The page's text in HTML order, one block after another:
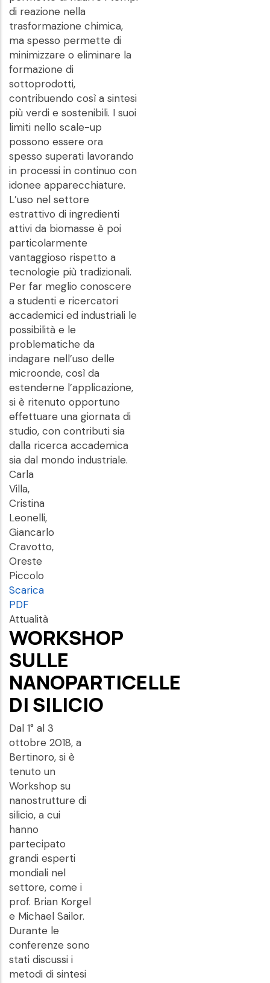
di reazione nella
trasformazione chimica,
ma spesso permette di
minimizzare o eliminare la
formazione di
sottoprodotti,
contribuendo così a sintesi
più verdi e sostenibili. I suoi
limiti nello scale-up
possono essere ora
spesso superati lavorando
in processi in continuo con
idonee apparecchiature.
L’uso nel settore
estrattivo di ingredienti
attivi da biomasse è poi
particolarmente
vantaggioso rispetto a
tecnologie più tradizionali.
Per far meglio conoscere
a studenti e ricercatori
accademici ed industriali le
possibilità e le
problematiche da
indagare nell’uso delle
microonde, così da
estenderne l’applicazione,
si è ritenuto opportuno
effettuare una giornata di
studio, con contributi sia
dalla ricerca accademica
sia dal mondo industriale.
Carla
Villa,
Cristina
Leonelli,
Giancarlo
Cravotto,
Oreste
Piccolo
Scarica
PDF
Attualità
WORKSHOP
SULLE
NANOPARTICELLE
DI SILICIO
Dal 1° al 3
ottobre 2018, a
Bertinoro, si è
tenuto un
Workshop su
nanostrutture di
silicio, a cui
hanno
partecipato
grandi esperti
mondiali nel
settore, come i
prof. Brian Korgel
e Michael Sailor.
Durante le
conferenze sono
stati discussi i
metodi di sintesi